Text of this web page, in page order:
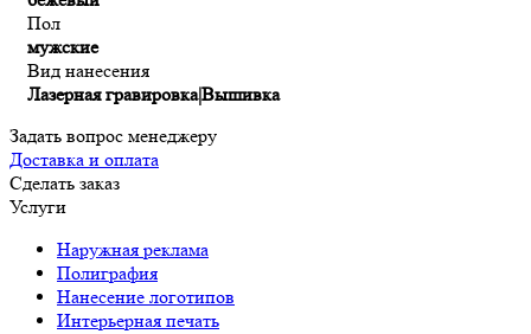
Пол
мужские
Вид нанесения
Лазерная гравировка|Вышивка
Задать вопрос менеджеру
Доставка и оплата
Сделать заказ
Услуги
Наружная реклама
Полиграфия
Нанесение логотипов
Интерьерная печать